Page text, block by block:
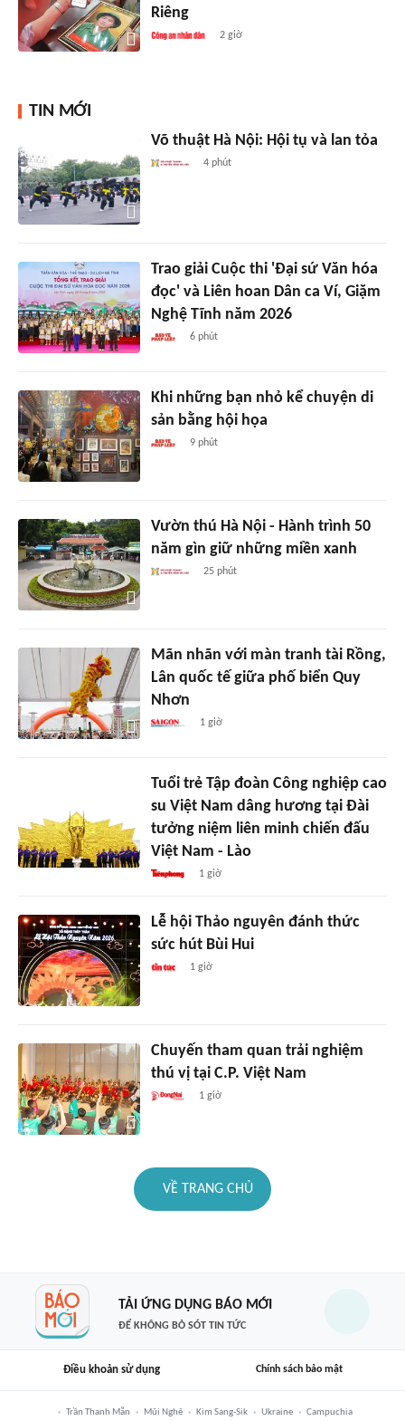
Riêng
2 giờ
TIN MỚI
Võ thuật Hà Nội: Hội tụ và lan tỏa
4 phút
Trao giải Cuộc thi 'Đại sứ Văn hóa
đọc' và Liên hoan Dân ca Ví, Giặm
Nghệ Tĩnh năm 2026
6 phút
Khi những bạn nhỏ kể chuyện di
sản bằng hội họa
9 phút
Vườn thú Hà Nội - Hành trình 50
năm gìn giữ những miền xanh
25 phút
Mãn nhãn với màn tranh tài Rồng,
Lân quốc tế giữa phố biển Quy
Nhơn
1 giờ
Tuổi trẻ Tập đoàn Công nghiệp cao
su Việt Nam dâng hương tại Đài
tưởng niệm liên minh chiến đấu
Việt Nam - Lào
1 giờ
Lễ hội Thảo nguyên đánh thức
sức hút Bùi Hui
1 giờ
Chuyến tham quan trải nghiệm
thú vị tại C.P. Việt Nam
1 giờ
VỀ TRANG CHỦ
TẢI ỨNG DỤNG BÁO MỚI
ĐỂ KHÔNG BỎ SÓT TIN TỨC
Điều khoản sử dụng Chính sách bảo mật
Trần Thanh Mẫn Mũi Nghê Kim Sang-Sik Ukraine Campuchia